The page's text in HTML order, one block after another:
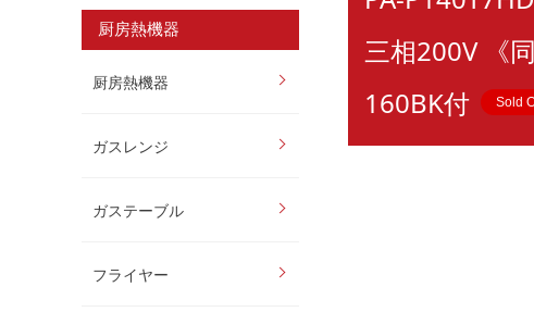
厨房熱機器
厨房熱機器
ガスレンジ
ガステーブル
フライヤー
三相200V 《
160BK付
Sold